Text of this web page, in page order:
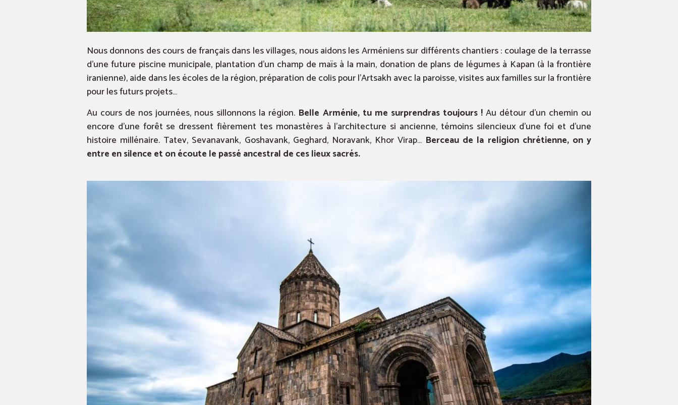
Nous donnons des cours de français dans les villages, nous aidons les Arméniens sur différents chantiers : coulage de la terrasse
d’une future piscine municipale, plantation d’un champ de maïs à la main, donation de plans de légumes à Kapan (à la frontière
iranienne), aide dans les écoles de la région, préparation de colis pour l’Artsakh avec la paroisse, visites aux familles sur la frontière
pour les futurs projets…
Au cours de nos journées, nous sillonnons la région. Belle Arménie, tu me surprendras toujours !Au détour d’un chemin ou
encore d’une forêt se dressent fièrement tes monastères à l’architecture si ancienne, témoins silencieux d’une foi et d’une
histoire millénaire. Tatev, Sevanavank, Goshavank, Geghard, Noravank, Khor Virap… Berceau de la religion chrétienne, on y
entre en silence et on écoute le passé ancestral de ces lieux sacrés.